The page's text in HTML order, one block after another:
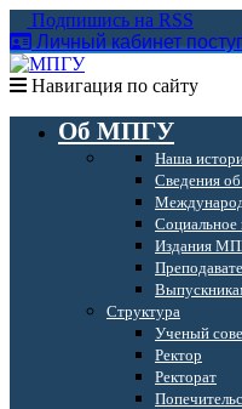
Подпишись на RSS
Личный кабинет
Навигация по сайту
Об МПГУ
Наша
Сведения
Социальное
Издания
Структура
Ученый
Ректор
Ректорат